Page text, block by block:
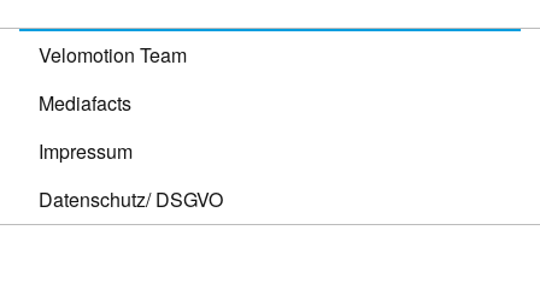
Velomotion Team
Mediafacts
Impressum
Datenschutz/ DSGVO